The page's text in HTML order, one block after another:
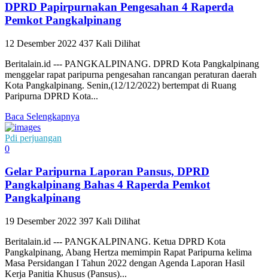
DPRD Papirpurnakan Pengesahan 4 Raperda
Pemkot Pangkalpinang
12 Desember 2022 437 Kali Dilihat
Beritalain.id --- PANGKALPINANG. DPRD Kota Pangkalpinang
menggelar rapat paripurna pengesahan rancangan peraturan daerah
Kota Pangkalpinang. Senin,(12/12/2022) bertempat di Ruang
Paripurna DPRD Kota...
Baca Selengkapnya
Pdi perjuangan
0
Gelar Paripurna Laporan Pansus, DPRD
Pangkalpinang Bahas 4 Raperda Pemkot
Pangkalpinang
19 Desember 2022 397 Kali Dilihat
Beritalain.id --- PANGKALPINANG. Ketua DPRD Kota
Pangkalpinang, Abang Hertza memimpin Rapat Paripurna kelima
Masa Persidangan I Tahun 2022 dengan Agenda Laporan Hasil
Kerja Panitia Khusus (Pansus)...